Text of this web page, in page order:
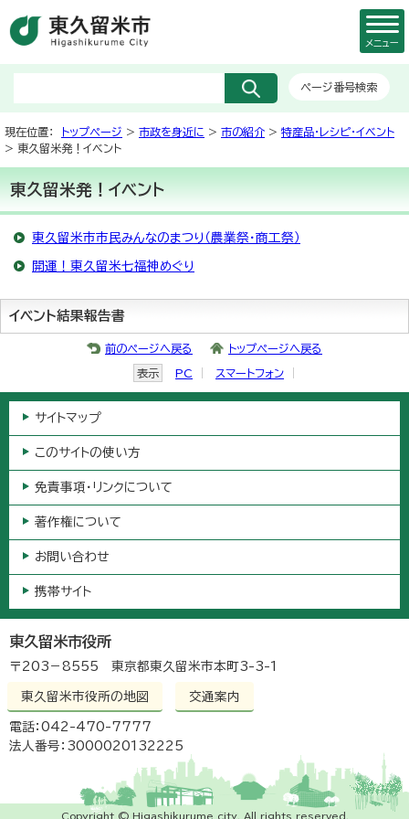
ページ番号検索
メニュー
現在位置： トップページ > 市政を身近に > 市の紹介 > 特産品・レシピ・イベント
> 東久留米発！イベント
東久留米発！イベント
東久留米市市民みんなのまつり（農業祭・商工祭）
開運！東久留米七福神めぐり
イベント結果報告書
前のページへ戻る トップページへ戻る
表示 PC スマートフォン
サイトマップ
このサイトの使い方
免責事項・リンクについて
著作権について
お問い合わせ
携帯サイト
東久留米市役所
〒203－8555 東京都東久留米市本町3-3-1
東久留米市役所の地図 交通案内
電話：042-470-7777
法人番号：3000020132225
Copyright © Higashikurume city. All rights reserved.